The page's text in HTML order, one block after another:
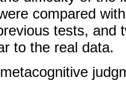
compared
tests, and
to the real data.
metacognitive